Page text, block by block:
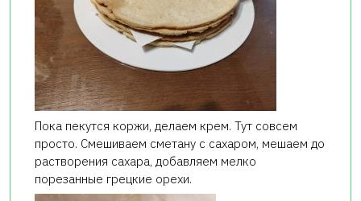
Пока пекутся коржи, делаем крем. Тут совсем
просто. Смешиваем сметану с сахаром, мешаем до
растворения сахара, добавляем мелко
порезанные грецкие орехи.